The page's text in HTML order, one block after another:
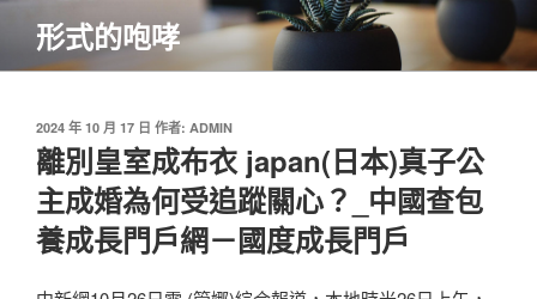
主
形式的咆哮
發
佈
於
2024 年 10 月 17 日 作者: ADMIN
離別皇室成布衣 japan(日本)真子公
主成婚為何受追蹤關心？_中國查包
養成長門戶網－國度成長門戶